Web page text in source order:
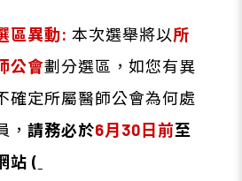
區異動: 本次選舉將以所
公會劃分選區，如您有異
確定所屬醫師公會為何處
， 請務必於6月30日前至
站 (